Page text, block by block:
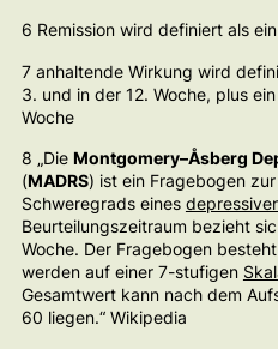
6 Remission wird definiert als
7 anhaltende Wirkung wird
3. und in der 12. Woche, plus
Woche
8 „Die Montgomery–Åsberg
(MADRS) ist ein Fragebogen
Schweregrads eines
Beurteilungszeitraum bezieht
Woche. Der Fragebogen
werden auf einer 7-stufigen
Gesamtwert kann nach dem
60 liegen.“ Wikipedia